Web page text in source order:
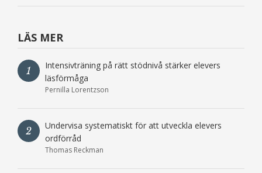
LÄS MER
1
Intensivträning på rätt stödnivå stärker elevers
läsförmåga
Pernilla Lorentzson
2
Undervisa systematiskt för att utveckla elevers
ordförråd
Thomas Reckman